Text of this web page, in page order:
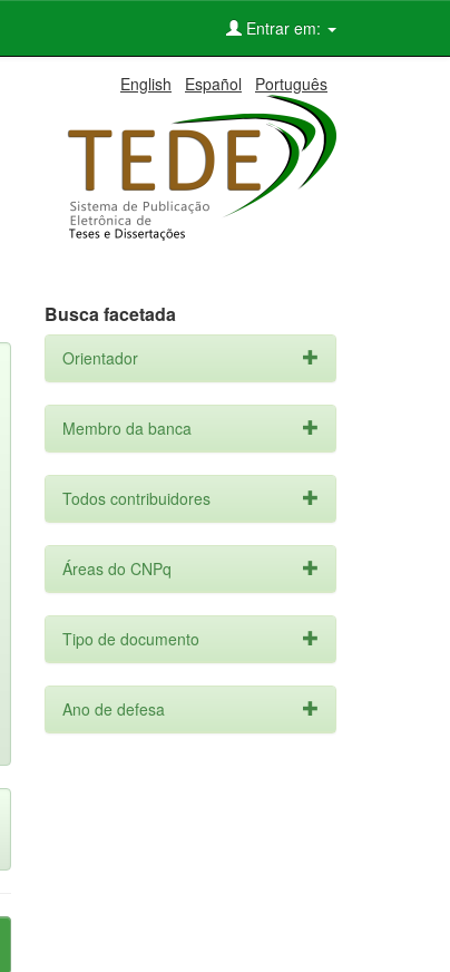
Entrar em:
English Español Português
Busca facetada
Orientador
Membro da banca
Todos contribuidores
Áreas do CNPq
Tipo de documento
Ano de defesa